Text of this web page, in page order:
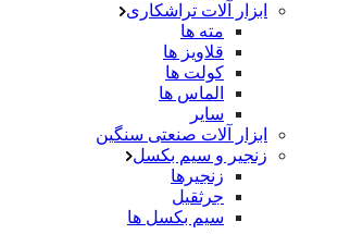
ابزار آلات تراشکاری
مته ها
قلاویز ها
کولت ها
الماس ها
سایر
ابزار آلات صنعتی سنگین
زنجیر و سیم بکسل
زنجیرها
جرثقیل
سیم بکسل ها